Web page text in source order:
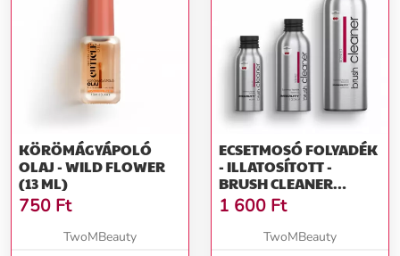
KÖRÖMÁGYÁPOLÓ
OLAJ - WILD FLOWER
(13 ML)
750 Ft
TwoMBeauty
ECSETMOSÓ FOLYADÉK
- ILLATOSÍTOTT -
BRUSH CLEANER
SCENTED WILD CHERRY
/ VADCSERESZNYE
(60ML)
1 600 Ft
TwoMBeauty